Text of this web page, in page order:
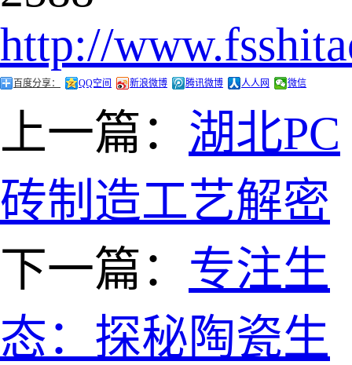
http://
百度分享： QQ空间 新浪微博 腾讯微博 人人网 微信
上一篇： 湖北PC
砖制造工艺解密
下一篇： 专注生
态：探秘陶瓷生